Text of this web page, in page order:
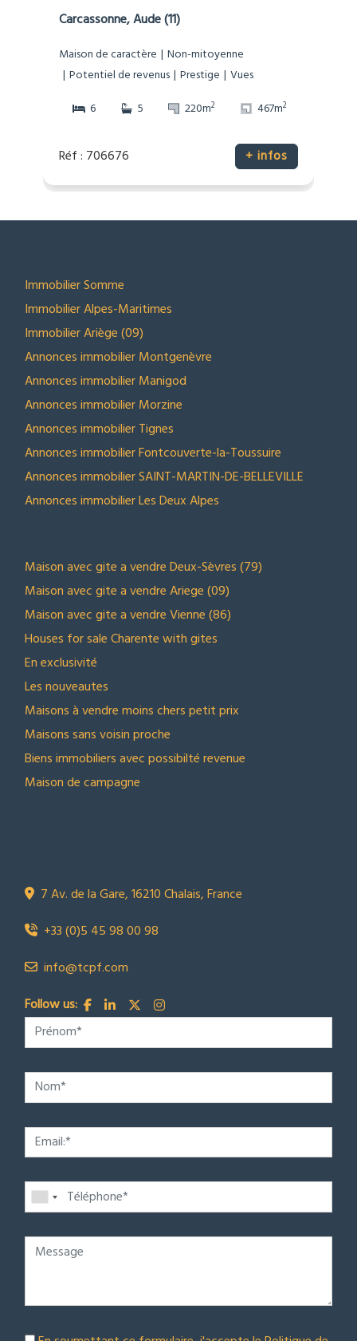
Carcassonne, Aude (11)
Maison de caractère
Non-mitoyenne
Potentiel de revenus Prestige
Vues
6
5 220m2 467m2
Réf : 706676 + infos
Immobilier Somme
Immobilier Alpes-Maritimes
Immobilier Ariège (09)
Annonces immobilier Montgenèvre
Annonces immobilier Manigod
Annonces immobilier Morzine
Annonces immobilier Tignes
Annonces immobilier Fontcouverte-la-Toussuire
Annonces immobilier SAINT-MARTIN-DE-BELLEVILLE
Annonces immobilier Les Deux Alpes
Maison avec gite a vendre Deux-Sèvres (79)
Maison avec gite a vendre Ariege (09)
Maison avec gite a vendre Vienne (86)
Houses for sale Charente with gites
En exclusivité
Les nouveautes
Maisons à vendre moins chers petit prix
Maisons sans voisin proche
Biens immobiliers avec possibilté revenue
Maison de campagne
7 Av. de la Gare, 16210 Chalais, France
+33 (0)5 45 98 00 98
info@tcpf.com
Follow us: